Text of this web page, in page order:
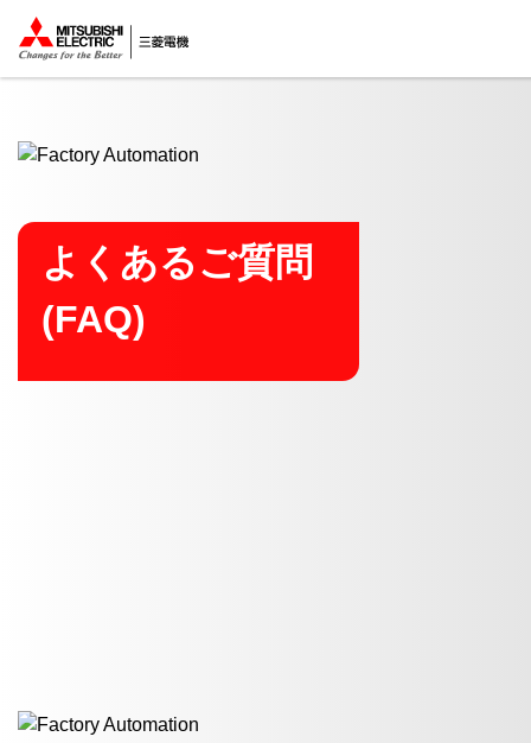
ここから本文
よくあるご質問
(FAQ)